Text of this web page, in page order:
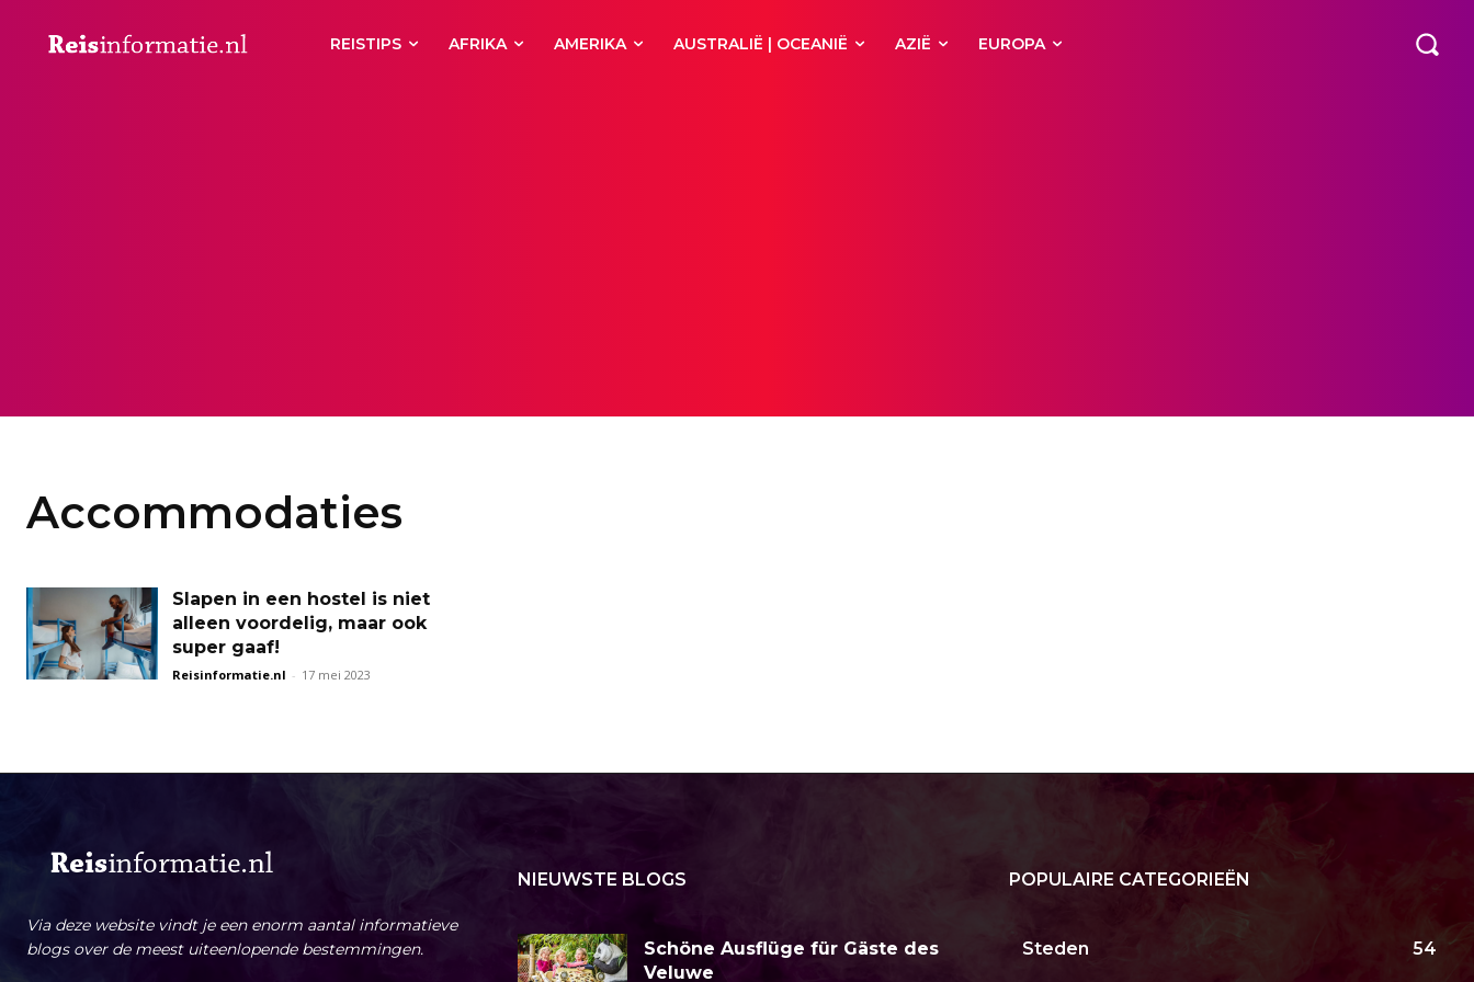
REISTIPS AFRIKA AMERIKA AUSTRALIË | OCEANIË AZIË EUROPA
Accommodaties
Slapen in een hostel is niet
alleen voordelig, maar ook
super gaaf!
Reisinformatie.nl - 17 mei 2023
Via deze website vindt je een enorm aantal informatieve
blogs over de meest uiteenlopende bestemmingen.
NIEUWSTE BLOGS
Schöne Ausflüge für Gäste des
Veluwe
POPULAIRE CATEGORIEËN
Steden 54